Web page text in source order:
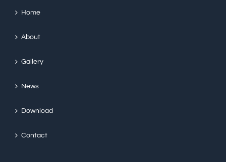
Home
About
Gallery
News
Download
Contact